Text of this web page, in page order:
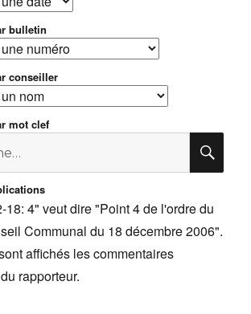
bulletin
conseiller
mot clef
18: 4" veut dire "Point 4 de l'ordre du
Communal du 18 décembre 2006".
affichés les commentaires
rapporteur.